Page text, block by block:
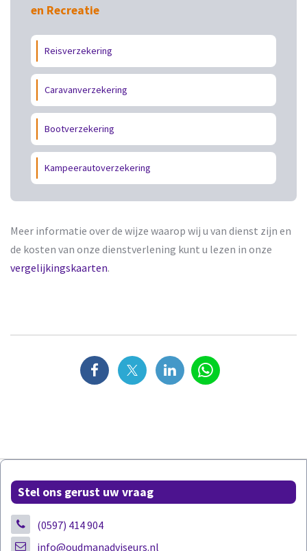
en Recreatie
Reisverzekering
Caravanverzekering
Bootverzekering
Kampeerautoverzekering
Meer informatie over de wijze waarop wij u van dienst zijn en
de kosten van onze dienstverlening kunt u lezen in onze
vergelijkingskaarten.
Stel ons gerust uw vraag
(0597) 414 904
info@oudmanadviseurs.nl